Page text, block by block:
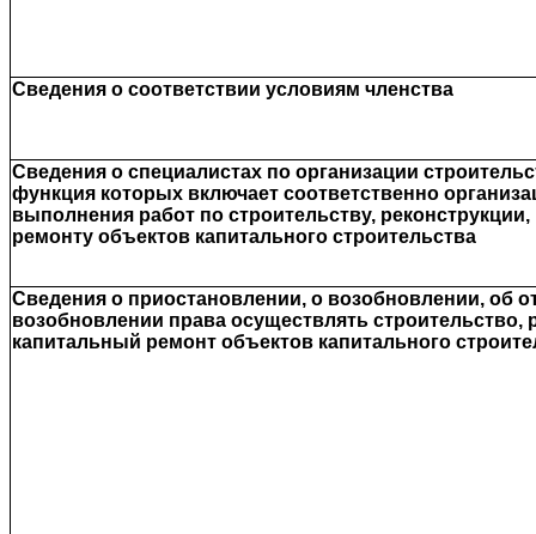
Сведения о соответствии условиям членства
Сведения о специалистах по организации
функция которых включает соответственно
выполнения работ по строительству,
ремонту объектов капитального строительства
Сведения о приостановлении, о возобновлении, об
возобновлении права осуществлять строительство,
капитальный ремонт объектов капитального